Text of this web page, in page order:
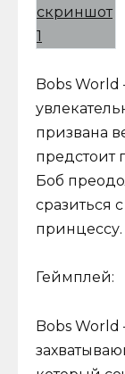
Bobs
призвана
предстоит
Боб
сразиться
принцессу.
Геймплей:
Bobs